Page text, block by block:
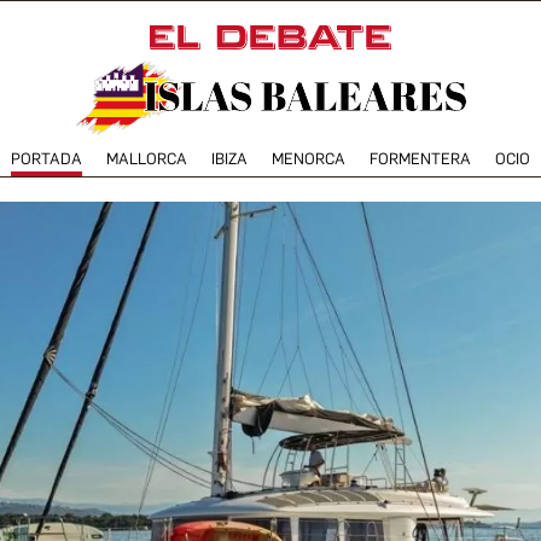
PORTADA MALLORCA IBIZA MENORCA FORMENTERA OCIO